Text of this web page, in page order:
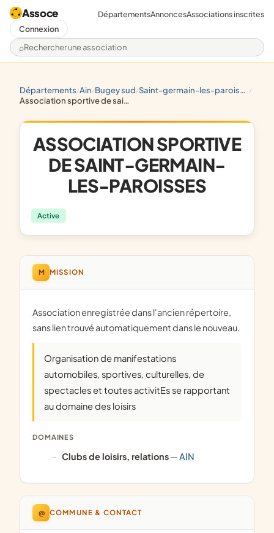
Assoce
Rechercher une association
DépartementsAnnoncesAssociations inscrites
Connexion
départements/ ain/ bugey sud/ saint-germain-les-paroisses /
association sportive de saint-germain-les-paroisses
ASSOCIATION SPORTIVE
DE SAINT-GERMAIN-
LES-PAROISSES
Active
M MISSION
Association enregistrée dans l'ancien répertoire,
sans lien trouvé automatiquement dans le nouveau.
Organisation de manifestations
automobiles, sportives, culturelles, de
spectacles et toutes activitEs se rapportant
au domaine des loisirs
DOMAINES
clubs de loisirs, relations—AIN
@ COMMUNE & CONTACT